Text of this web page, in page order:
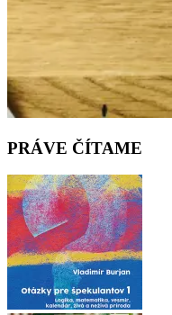
PRÁVE ČÍTAME